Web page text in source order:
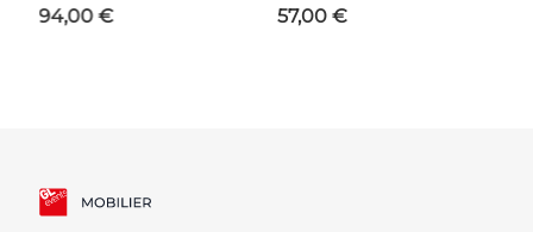
94,00 € 57,00 €